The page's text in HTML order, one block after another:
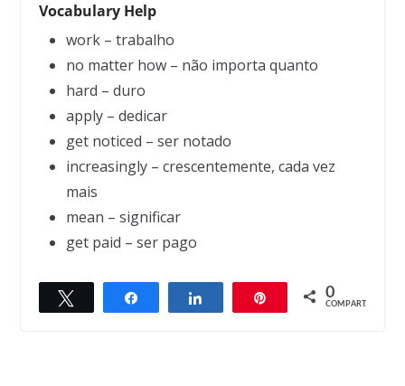
Vocabulary Help
work – trabalho
no matter how – não importa quanto
hard – duro
apply – dedicar
get noticed – ser notado
increasingly – crescentemente, cada vez
mais
mean – significar
get paid – ser pago
Compartilhar Compartilhar 0
COMPART.
← Previous
Next →